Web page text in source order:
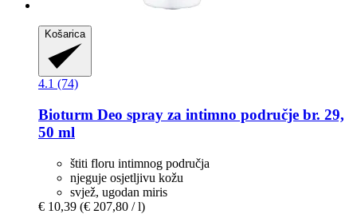
Košarica
4.1 (74)
Bioturm Deo spray za intimno područje br. 29,
50 ml
štiti floru intimnog područja
njeguje osjetljivu kožu
svjež, ugodan miris
€ 10,39 (€ 207,80 / l)